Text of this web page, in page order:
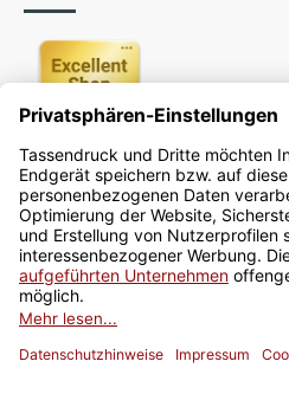
Newsletter